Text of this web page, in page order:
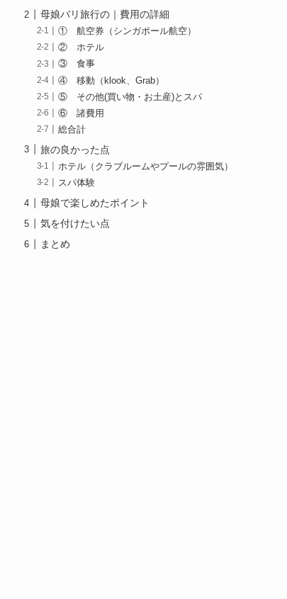
母娘バリ旅行の｜費用の詳細
① 航空券（シンガポール航空）
② ホテル
③ 食事
④ 移動（klook、Grab）
⑤ その他(買い物・お土産)とスパ
⑥ 諸費用
総合計
旅の良かった点
ホテル（クラブルームやプールの雰囲気）
スパ体験
母娘で楽しめたポイント
気を付けたい点
まとめ